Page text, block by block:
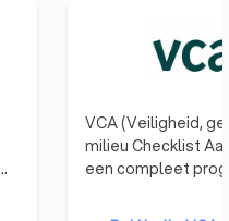
VCA (Veiligheid,
milieu Checklist
een compleet
bedrijven